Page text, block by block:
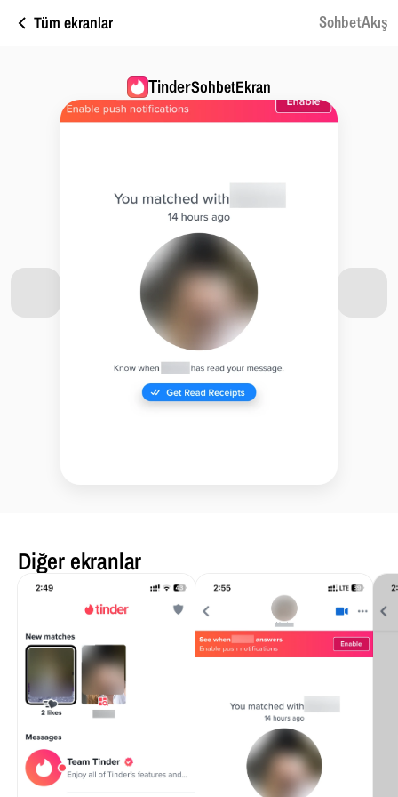
Tüm ekranlar SohbetAkış
TinderSohbetEkran
Diğer ekranlar